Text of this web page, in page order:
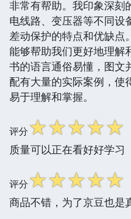
非常有帮助。我印象深刻
电线路、变压器等不同设
差动保护的特点和优缺点
能够帮助我们更好地理解
书的语言通俗易懂，图文
配有大量的实际案例，使
易于理解和掌握。
评分☆☆☆☆☆
质量可以正在看好好学习
评分☆☆☆☆☆
商品不错，为了京豆也是